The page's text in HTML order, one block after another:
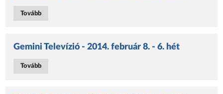
Tovább
Gemini Televízió - 2014. február 8. - 6. hét
Tovább